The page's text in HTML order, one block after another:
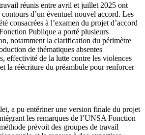
réunis entre avril et juillet 2025 ont
d’un éventuel nouvel accord. Les
consacrées à l’examen du projet d’accord
Publique a porté plusieurs
notamment la clarification du périmètre
de thématiques absentes
effectivité de la lutte contre les violences
la réécriture du préambule pour renforcer
a pu entériner une version finale du projet
les remarques de l’UNSA Fonction
prévoit des groupes de travail